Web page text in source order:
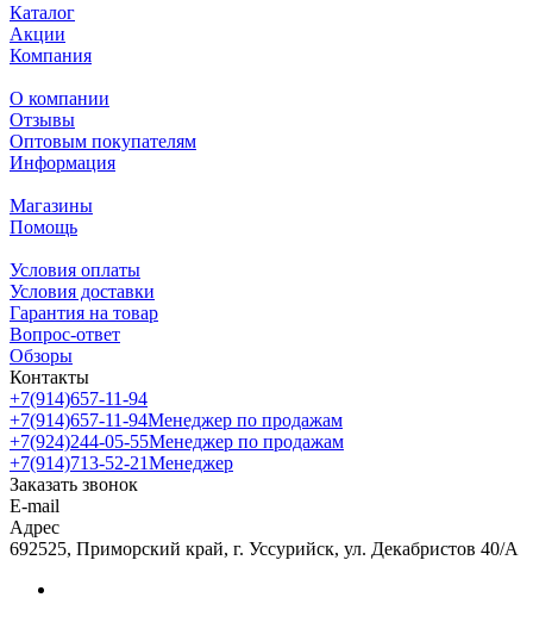
Каталог
Акции
Компания
О компании
Отзывы
Оптовым покупателям
Информация
Магазины
Помощь
Условия оплаты
Условия доставки
Гарантия на товар
Вопрос-ответ
Обзоры
Контакты
+7(914)657-11-94
+7(914)657-11-94Менеджер по продажам
+7(924)244-05-55Менеджер по продажам
+7(914)713-52-21Менеджер
Заказать звонок
E-mail
Адрес
692525, Приморский край, г. Уссурийск, ул. Декабристов 40/А